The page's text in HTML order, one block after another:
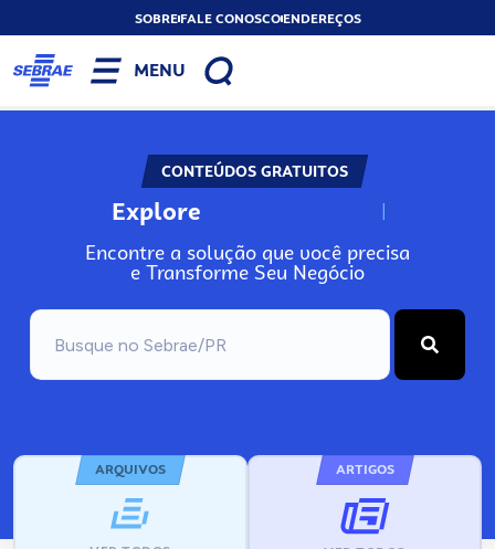
SOBREFALE CONOSCOENDEREÇOS
MENU
CONTEÚDOS GRATUITOS
Explore N
Encontre a solução que você precisa
e Transforme Seu Negócio
ARQUIVOS ARTIGOS